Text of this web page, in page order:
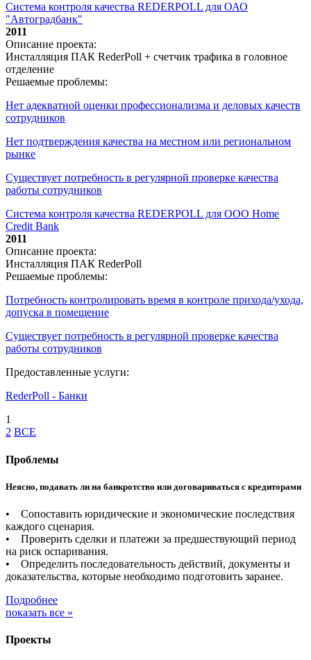
Система контроля качества REDERPOLL для ОАО
"Автоградбанк"
2011
Описание проекта:
Инсталляция ПАК RederPoll + счетчик трафика в головное
отделение
Решаемые проблемы:
Нет адекватной оценки профессионализма и деловых качеств
сотрудников
Нет подтверждения качества на местном или региональном
рынке
Существует потребность в регулярной проверке качества
работы сотрудников
Система контроля качества REDERPOLL для ООО Home
Credit Bank
2011
Описание проекта:
Инсталляция ПАК RederPoll
Решаемые проблемы:
Потребность контролировать время в контроле прихода/ухода,
допуска в помещение
Существует потребность в регулярной проверке качества
работы сотрудников
Предоставленные услуги:
RederPoll - Банки
1
2 ВСЕ
Проблемы
Неясно, подавать ли на банкротство или договариваться с кредиторами
• Сопоставить юридические и экономические последствия
каждого сценария.
• Проверить сделки и платежи за предшествующий период
на риск оспаривания.
• Определить последовательность действий, документы и
доказательства, которые необходимо подготовить заранее.
Подробнее
показать все »
Проекты